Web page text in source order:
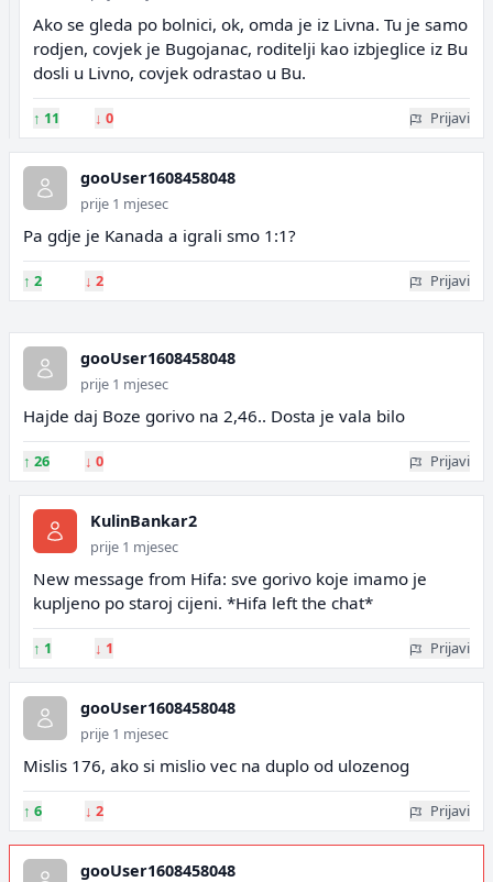
Ako se gleda po bolnici, ok, omda je iz Livna. Tu je samo
rodjen, covjek je Bugojanac, roditelji kao izbjeglice iz Bu
dosli u Livno, covjek odrastao u Bu.
↑ 11 ↓ 0 Prijavi
gooUser1608458048
prije 1 mjesec
Pa gdje je Kanada a igrali smo 1:1?
↑ 2 ↓ 2 Prijavi
gooUser1608458048
prije 1 mjesec
Hajde daj Boze gorivo na 2,46.. Dosta je vala bilo
↑ 26 ↓ 0 Prijavi
KulinBankar2
prije 1 mjesec
New message from Hifa: sve gorivo koje imamo je
kupljeno po staroj cijeni. *Hifa left the chat*
↑ 1 ↓ 1 Prijavi
gooUser1608458048
prije 1 mjesec
Mislis 176, ako si mislio vec na duplo od ulozenog
↑ 6 ↓ 2 Prijavi
gooUser1608458048